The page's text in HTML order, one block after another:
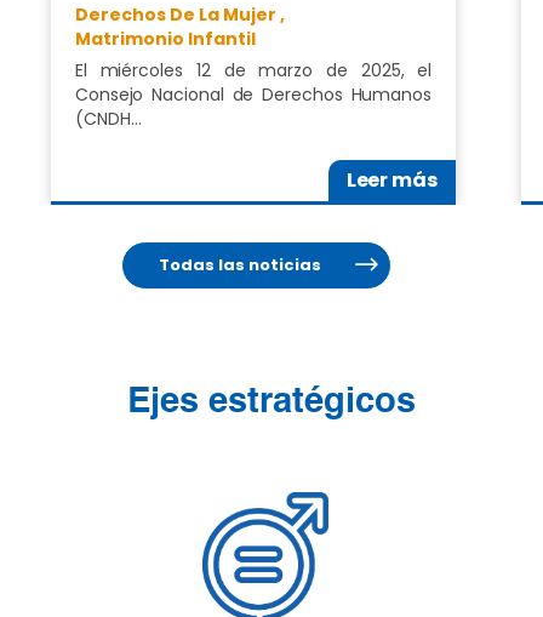
Derechos De La Mujer ,
Matrimonio Infantil
El miércoles 12 de marzo de 2025, el
Consejo Nacional de Derechos Humanos
(CNDH…
Leer más
Todas las noticias
Ejes estratégicos